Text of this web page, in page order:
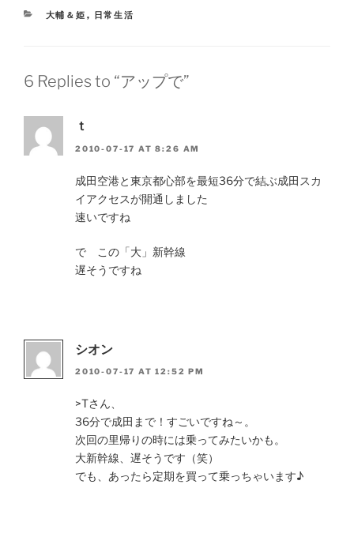
CATEGORIES
大輔＆姫 , 日常生活
6 Replies to “アップで”
ｔ
2010-07-17 AT 8:26 AM
成田空港と東京都心部を最短36分で結ぶ成田スカ
イアクセスが開通しました
速いですね
で この「大」新幹線
遅そうですね
シオン
2010-07-17 AT 12:52 PM
>Tさん、
36分で成田まで！すごいですね～。
次回の里帰りの時には乗ってみたいかも。
大新幹線、遅そうです（笑）
でも、あったら定期を買って乗っちゃいます♪